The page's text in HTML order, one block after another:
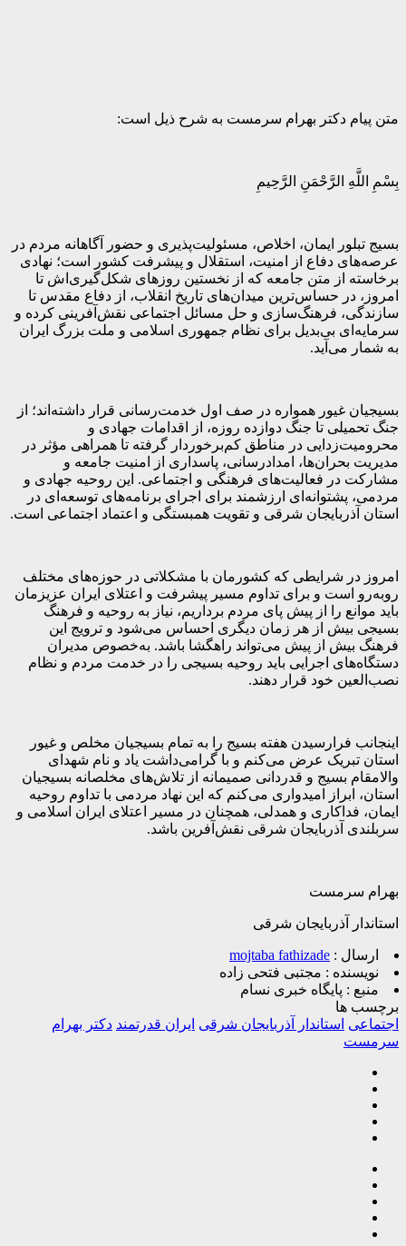
متن پیام دکتر بهرام سرمست به شرح ذیل است:
بِسْمِ اللَّهِ الرَّحْمَنِ الرَّحِيمِ
بسیج تبلور ایمان، اخلاص، مسئولیت‌پذیری و حضور آگاهانه مردم در
عرصه‌های دفاع از امنیت، استقلال و پیشرفت کشور است؛ نهادی
برخاسته از متن جامعه که از نخستین روزهای شکل‌گیری‌اش تا
امروز، در حساس‌ترین میدان‌های تاریخ انقلاب، از دفاع مقدس تا
سازندگی، فرهنگ‌سازی و حل مسائل اجتماعی نقش‌آفرینی کرده و
سرمایه‌ای بی‌بدیل برای نظام جمهوری اسلامی و ملت بزرگ ایران
به شمار می‌آید.
بسیجیان غیور همواره در صف اول خدمت‌رسانی قرار داشته‌اند؛ از
جنگ تحمیلی تا جنگ دوازده روزه، از اقدامات جهادی و
محرومیت‌زدایی در مناطق کم‌برخوردار گرفته تا همراهی مؤثر در
مدیریت بحران‌ها، امدادرسانی، پاسداری از امنیت جامعه و
مشارکت در فعالیت‌های فرهنگی و اجتماعی. این روحیه جهادی و
مردمی، پشتوانه‌ای ارزشمند برای اجرای برنامه‌های توسعه‌ای در
استان آذربایجان شرقی و تقویت همبستگی و اعتماد اجتماعی است.
امروز در شرایطی که کشورمان با مشکلاتی در حوزه‌های مختلف
روبه‌رو است و برای تداوم مسیر پیشرفت و اعتلای ایران عزیزمان
باید موانع را از پیش پای مردم برداریم، نیاز به روحیه و فرهنگ
بسیجی بیش از هر زمان دیگری احساس می‌شود و ترویج این
فرهنگ بیش از پیش می‌تواند راهگشا باشد. به‌خصوص مدیران
دستگاه‌های اجرایی باید روحیه بسیجی را در خدمت مردم و نظام
نصب‌العین خود قرار دهند.
اینجانب فرارسیدن هفته بسیج را به تمام بسیجیان مخلص و غیور
استان تبریک عرض می‌کنم و با گرامی‌داشت یاد و نام شهدای
والامقام بسیج و قدردانی صمیمانه از تلاش‌های مخلصانه بسیجیان
استان، ابراز امیدواری می‌کنم که این نهاد مردمی با تداوم روحیه
ایمان، فداکاری و همدلی، همچنان در مسیر اعتلای ایران اسلامی و
سربلندی آذربایجان شرقی نقش‌آفرین باشد.
بهرام سرمست
استاندار آذربایجان شرقی
ارسال : mojtaba fathizade
نویسنده : مجتبی فتحی زاده
منبع : پایگاه خبری نسام
برچسب ها
اجتماعی استاندار آذربایجان شرقی ایران قدرتمند دکتر بهرام
سرمست